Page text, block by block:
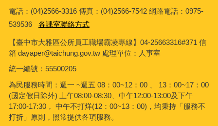
電話：(04)2566-3316 傳真：(04)2566-7542 網路電話：0975-
539536
各課室聯絡方式
【臺中市大雅區公所員工職場霸凌專線】04-25663316#371 信
箱 dayaper@taichung.gov.tw 處理單位：人事室
統一編號 ：55500205
為民服務時間：週一 ~週五 08：00~12：00 、 13：00~17：00
(國定假日除外) 上午08:00-08:30、中午12:00-13:00及下午
17:00-17:30， 中午不打烊(12：00~13：00)，均秉持「服務不
打折」原則，照常提供各項服務。